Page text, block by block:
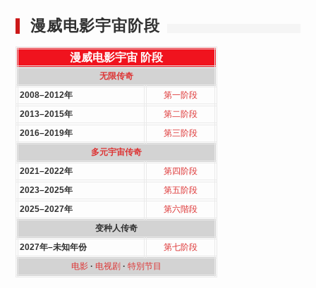
漫威电影宇宙阶段
漫威电影宇宙 阶段
无限传奇
2008–2012年
第一阶段
2013–2015年
第二阶段
2016–2019年
第三阶段
多元宇宙传奇
2021–2022年
第四阶段
2023–2025年
第五阶段
2025–2027年
第六階段
变种人传奇
2027年–未知年份
第七阶段
电影· 电视剧 · 特別节目